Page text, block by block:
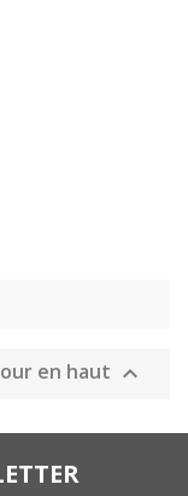
en haut 